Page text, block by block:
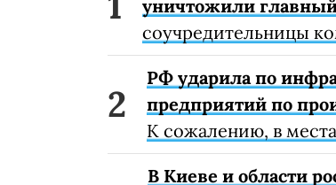
уничтожили
соучредительницы
РФ ударила по
предприятий по
К сожалению, в
В Киеве и области